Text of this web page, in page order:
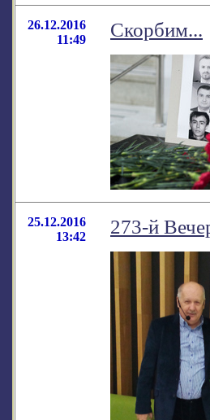
26.12.2016
11:49
Скорбим...
25.12.2016
13:42
273-й